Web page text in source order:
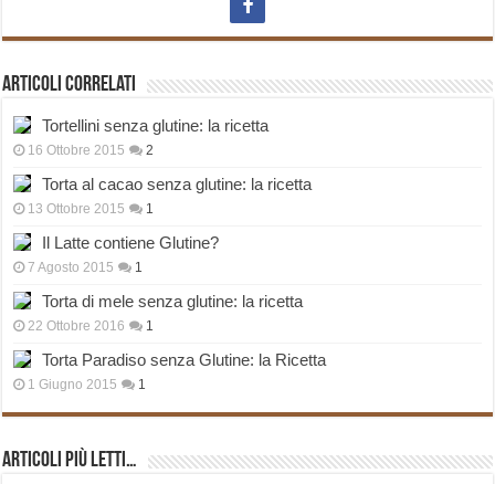
Articoli correlati
Tortellini senza glutine: la ricetta
16 Ottobre 2015 2
Torta al cacao senza glutine: la ricetta
13 Ottobre 2015 1
Il Latte contiene Glutine?
7 Agosto 2015 1
Torta di mele senza glutine: la ricetta
22 Ottobre 2016 1
Torta Paradiso senza Glutine: la Ricetta
1 Giugno 2015 1
Articoli più Letti…